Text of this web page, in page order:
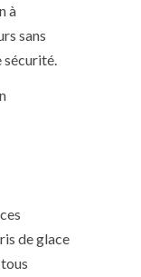
à
sans
de glace